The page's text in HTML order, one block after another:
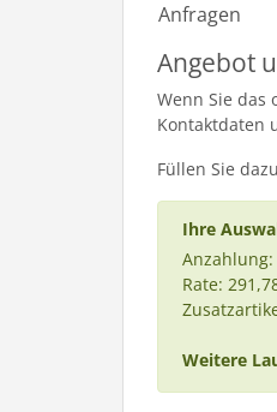
Anfragen
Angebot
Wenn Sie das
Kontaktdaten
Füllen Sie
Ihre
Rate:
Weitere